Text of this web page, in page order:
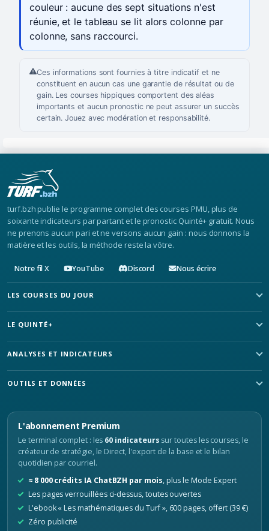
couleur : aucune des sept situations n'est
réunie, et le tableau se lit alors colonne par
colonne, sans raccourci.
Ces informations sont fournies à titre indicatif et ne
constituent en aucun cas une garantie de résultat ou de
gain. Les courses hippiques comportent des aléas
importants et aucun pronostic ne peut assurer un succès
certain. Jouez avec modération et responsabilité.
turf.bzh publie le programme complet des courses PMU, plus de
soixante indicateurs par partant et le pronostic Quinté+ gratuit. Nous
ne prenons aucun pari et ne versons aucun gain : nous donnons la
matière et les outils, la méthode reste la vôtre.
Notre fil X YouTube Discord Nous écrire
LES COURSES DU JOUR
LE QUINTÉ+
ANALYSES ET INDICATEURS
OUTILS ET DONNÉES
L'abonnement Premium
Le terminal complet : les 60 indicateurs sur toutes les courses, le
créateur de stratégie, le Direct, l'export de la base et le bilan
quotidien par courriel.
≈ 8 000 crédits IA ChatBZH par mois, plus le Mode Expert
Les pages verrouillées ci-dessus, toutes ouvertes
L'ebook « Les mathématiques du Turf », 600 pages, offert (39 €)
Zéro publicité